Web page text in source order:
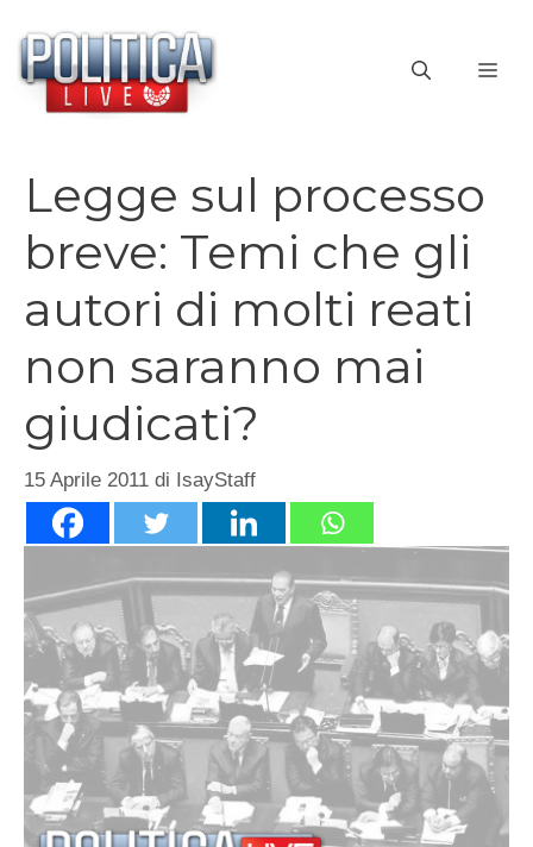
contenuto
Legge sul processo
breve: Temi che gli
autori di molti reati
non saranno mai
giudicati?
15 Aprile 2011 di IsayStaff